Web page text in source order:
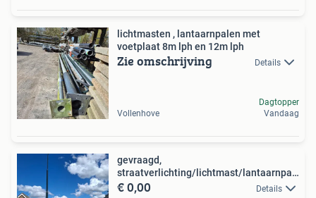
lichtmasten , lantaarnpalen met
voetplaat 8m lph en 12m lph
Zie omschrijving Details
Vollenhove
Dagtopper
Vandaag
gevraagd,
straatverlichting/lichtmast/lantaarnpaal
.€ 0,00 Details